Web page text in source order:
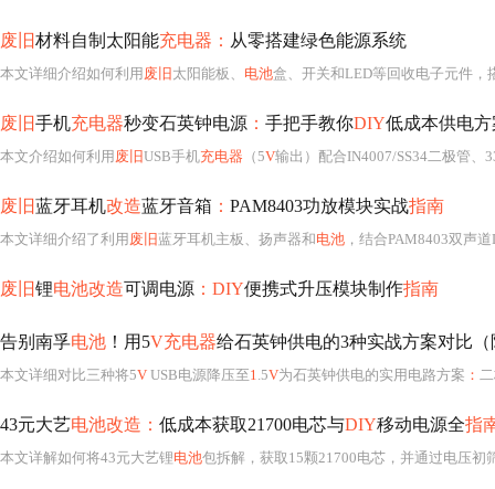
废旧材料自制太阳能充电器： 从零搭建绿色能源系统
本文详细介绍如何利用 废旧 太阳能板、 电池盒、开关和LED等回收电子元件，搭建
废旧手机充电器秒变石英钟电源 ： 手把手教你DIY低成本供电
本文介绍如何利用 废旧USB手机充电器 （5V输出）配合IN4007/SS34二极管
废旧蓝牙耳机改造蓝牙音箱 ： PAM8403功放模块实战指南
本文详细介绍了利用 废旧蓝牙耳机主板、扬声器和电池 ，结合PAM8403双声
废旧锂电池改造可调电源 ：DIY便携式升压模块制作指南
告别南孚电池 ！用5V充电器给石英钟供电的3种实战方案对比
本文详细对比三种将5V USB电源降压至1.5V为石英钟供电的实用电路方案 ： 二极管串
43元大艺电池改造： 低成本获取21700电芯与DIY移动电源全指
本文详解如何将43元大艺锂电池包拆解，获取15颗21700电芯，并通过电压初筛、内阻与